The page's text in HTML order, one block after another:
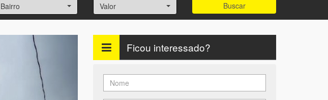
Bairro Valor Buscar
Ficou interessado?